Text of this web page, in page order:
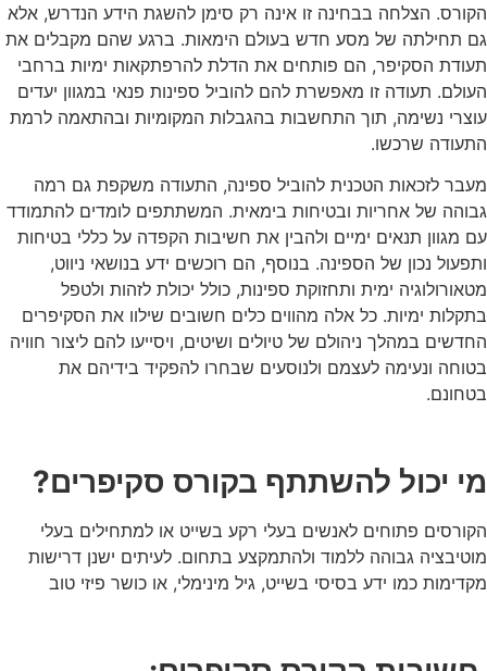
הקורס. הצלחה בבחינה זו אינה רק סימן להשגת הידע הנדרש, אלא
גם תחילתה של מסע חדש בעולם הימאות. ברגע שהם מקבלים את
תעודת הסקיפר, הם פותחים את הדלת להרפתקאות ימיות ברחבי
העולם. תעודה זו מאפשרת להם להוביל ספינות פנאי במגוון יעדים
עוצרי נשימה, תוך התחשבות בהגבלות המקומיות ובהתאמה לרמת
התעודה שרכשו.
מעבר לזכאות הטכנית להוביל ספינה, התעודה משקפת גם רמה
גבוהה של אחריות ובטיחות בימאית. המשתתפים לומדים להתמודד
עם מגוון תנאים ימיים ולהבין את חשיבות הקפדה על כללי בטיחות
ותפעול נכון של הספינה. בנוסף, הם רוכשים ידע בנושאי ניווט,
מטאורולוגיה ימית ותחזוקת ספינות, כולל יכולת לזהות ולטפל
בתקלות ימיות. כל אלה מהווים כלים חשובים שילוו את הסקיפרים
החדשים במהלך ניהולם של טיולים ושיטים, ויסייעו להם ליצור חוויה
בטוחה ונעימה לעצמם ולנוסעים שבחרו להפקיד בידיהם את
בטחונם.
מי יכול להשתתף בקורס סקיפרים?
הקורסים פתוחים לאנשים בעלי רקע בשייט או למתחילים בעלי
מוטיבציה גבוהה ללמוד ולהתמקצע בתחום. לעיתים ישנן דרישות
מקדימות כמו ידע בסיסי בשייט, גיל מינימלי, או כושר פיזי טוב